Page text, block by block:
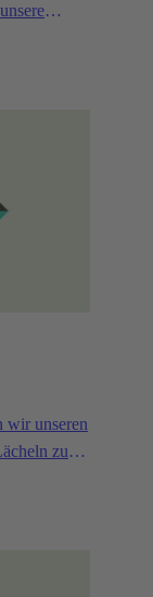
wir unseren
zu
was sie